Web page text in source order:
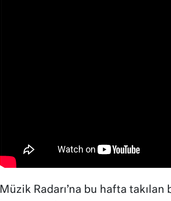
Müzik Radarı’na bu hafta